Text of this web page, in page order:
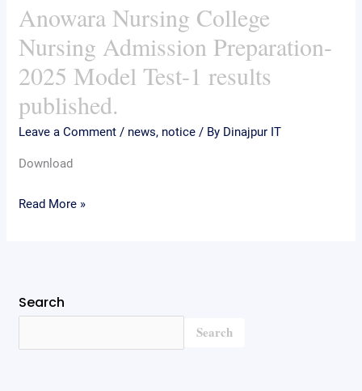
Anowara Nursing College
Nursing Admission Preparation-
2025 Model Test-1 results
published.
Leave a Comment / news, notice / By Dinajpur IT
Download
Anowara
College
Nursing
Admission
Preparation-
Model
1
Read More »
Search
Search